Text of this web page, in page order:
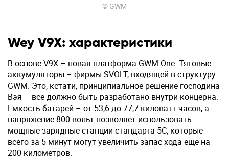
© GWM
Wey V9X: характеристики
В основе V9X – новая платформа GWM One. Тяговые
аккумуляторы – фирмы SVOLT, входящей в структуру
GWM. Это, кстати, принципиальное решение господина
Вэя – все должно быть разработано внутри концерна.
Емкость батарей – от 53,6 до 77,7 киловатт-часов, а
напряжение 800 вольт позволяет использовать
мощные зарядные станции стандарта 5С, которые
всего за 5 минут могут увеличить запас хода еще на
200 километров.